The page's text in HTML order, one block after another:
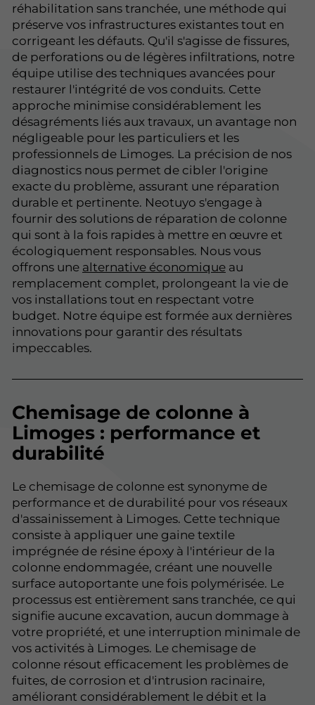
réhabilitation sans tranchée, une méthode qui
préserve vos infrastructures existantes tout en
corrigeant les défauts. Qu'il s'agisse de fissures,
de perforations ou de légères infiltrations, notre
équipe utilise des techniques avancées pour
restaurer l'intégrité de vos conduits. Cette
approche minimise considérablement les
désagréments liés aux travaux, un avantage non
négligeable pour les particuliers et les
professionnels de Limoges. La précision de nos
diagnostics nous permet de cibler l'origine
exacte du problème, assurant une réparation
durable et pertinente. Neotuyo s'engage à
fournir des solutions de réparation de colonne
qui sont à la fois rapides à mettre en œuvre et
écologiquement responsables. Nous vous
offrons une alternative économique au
remplacement complet, prolongeant la vie de
vos installations tout en respectant votre
budget. Notre équipe est formée aux dernières
innovations pour garantir des résultats
impeccables.
Chemisage de colonne à
Limoges : performance et
durabilité
Le chemisage de colonne est synonyme de
performance et de durabilité pour vos réseaux
d'assainissement à Limoges. Cette technique
consiste à appliquer une gaine textile
imprégnée de résine époxy à l'intérieur de la
colonne endommagée, créant une nouvelle
surface autoportante une fois polymérisée. Le
processus est entièrement sans tranchée, ce qui
signifie aucune excavation, aucun dommage à
votre propriété, et une interruption minimale de
vos activités à Limoges. Le chemisage de
colonne résout efficacement les problèmes de
fuites, de corrosion et d'intrusion racinaire,
améliorant considérablement le débit et la